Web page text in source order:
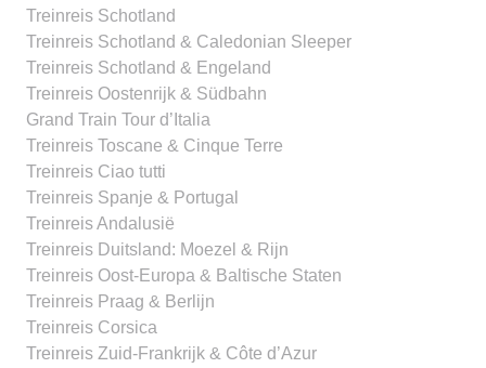
Treinreis Schotland
Treinreis Schotland & Caledonian Sleeper
Treinreis Schotland & Engeland
Treinreis Oostenrijk & Südbahn
Grand Train Tour d’Italia
Treinreis Toscane & Cinque Terre
Treinreis Ciao tutti
Treinreis Spanje & Portugal
Treinreis Andalusië
Treinreis Duitsland: Moezel & Rijn
Treinreis Oost-Europa & Baltische Staten
Treinreis Praag & Berlijn
Treinreis Corsica
Treinreis Zuid-Frankrijk & Côte d’Azur